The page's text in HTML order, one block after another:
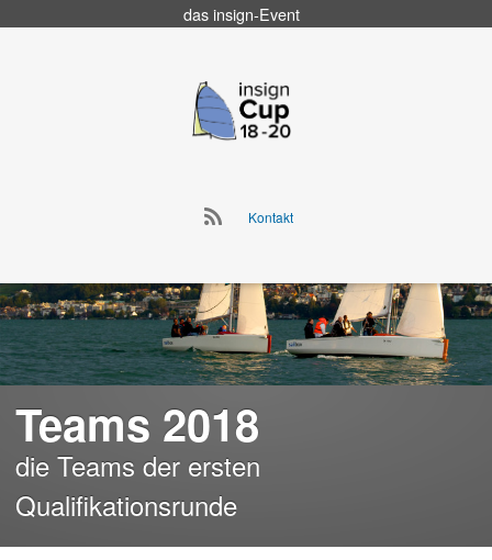
dasinsign-Event
navigation
Kontakt
content
Teams 2018
die Teams der ersten
Qualifikationsrunde